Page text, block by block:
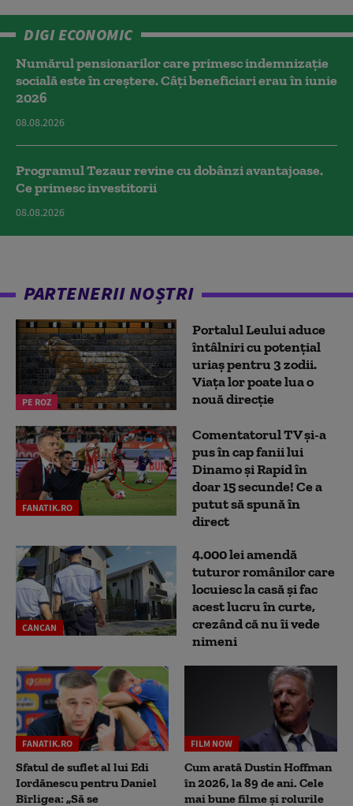
DIGI ECONOMIC
Numărul pensionarilor care primesc indemnizaţie
socială este în creștere. Câți beneficiari erau în iunie
2026
08.08.2026
Programul Tezaur revine cu dobânzi avantajoase.
Ce primesc investitorii
08.08.2026
PARTENERII NOȘTRI
PE ROZ
Portalul Leului aduce
întâlniri cu potențial
uriaș pentru 3 zodii.
Viața lor poate lua o
nouă direcție
FANATIK.RO
Comentatorul TV și-a
pus în cap fanii lui
Dinamo și Rapid în
doar 15 secunde! Ce a
putut să spună în
direct
CANCAN
4.000 lei amendă
tuturor românilor care
locuiesc la casă și fac
acest lucru în curte,
crezând că nu îi vede
nimeni
FANATIK.RO
Sfatul de suflet al lui Edi
Iordănescu pentru Daniel
Bîrligea: „Să se
FILM NOW
Cum arată Dustin Hoffman
în 2026, la 89 de ani. Cele
mai bune filme și rolurile